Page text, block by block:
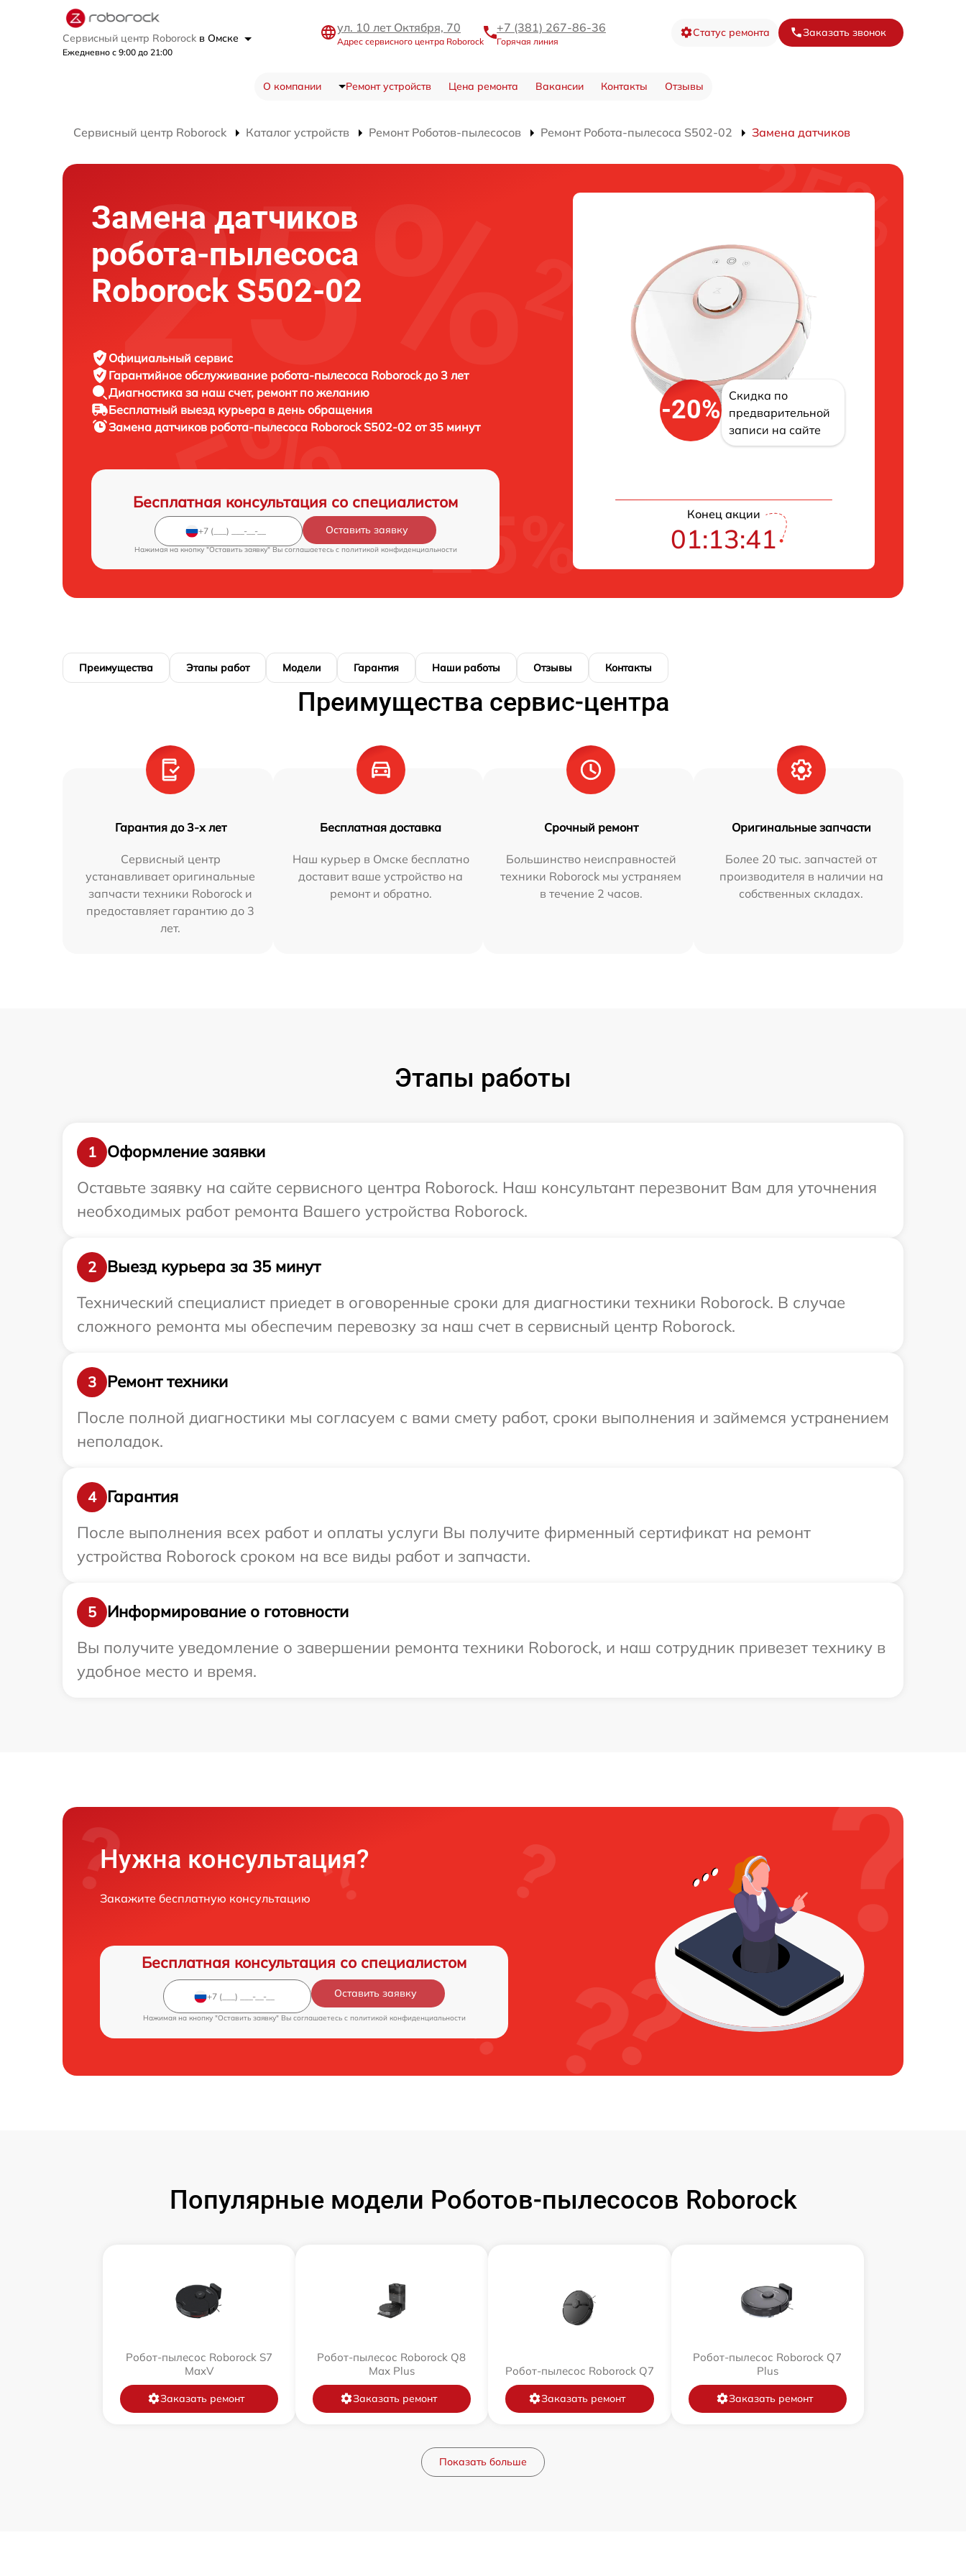
Сервисный центр Roborock в Омске
Ежедневно с 9:00 до 21:00
ул. 10 лет Октября, 70
Адрес сервисного центра Roborock
+7 (381) 267-86-36
Горячая линия
Статус ремонта Заказать звонок
О компании Ремонт устройств Цена ремонта Вакансии Контакты Отзывы
Сервисный центр Roborock Каталог устройств Ремонт Роботов-пылесосов Ремонт Робота-пылесоса S502-02 Замена датчиков
Замена датчиков
робота-пылесоса
Roborock S502-02
Официальный сервис
Гарантийное обслуживание робота-пылесоса Roborock до 3 лет
Диагностика за наш счет, ремонт по желанию
Бесплатный выезд курьера в день обращения
Замена датчиков робота-пылесоса Roborock S502-02 от 35 минут
Бесплатная консультация со специалистом
Оставить заявку
Нажимая на кнопку "Оставить заявку" Вы соглашаетесь c политикой конфиденциальности
-20%
Скидка по
предварительной
записи на сайте
Конец акции
01:13:40
Преимущества Этапы работ Модели Гарантия Наши работы Отзывы Контакты
Преимущества сервис-центра
Гарантия до 3-х лет
Сервисный центр
устанавливает оригинальные
запчасти техники Roborock и
предоставляет гарантию до 3
лет.
Бесплатная доставка
Наш курьер в Омске бесплатно
доставит ваше устройство на
ремонт и обратно.
Срочный ремонт
Большинство неисправностей
техники Roborock мы устраняем
в течение 2 часов.
Оригинальные запчасти
Более 20 тыс. запчастей от
производителя в наличии на
собственных складах.
Этапы работы
1
Оформление заявки
Оставьте заявку на сайте сервисного центра Roborock. Наш консультант перезвонит Вам для уточнения
необходимых работ ремонта Вашего устройства Roborock.
2
Выезд курьера за 35 минут
Технический специалист приедет в оговоренные сроки для диагностики техники Roborock. В случае
сложного ремонта мы обеспечим перевозку за наш счет в сервисный центр Roborock.
3
Ремонт техники
После полной диагностики мы согласуем с вами смету работ, сроки выполнения и займемся устранением
неполадок.
4
Гарантия
После выполнения всех работ и оплаты услуги Вы получите фирменный сертификат на ремонт
устройства Roborock сроком на все виды работ и запчасти.
5
Информирование о готовности
Вы получите уведомление о завершении ремонта техники Roborock, и наш сотрудник привезет технику в
удобное место и время.
Нужна консультация?
Закажите бесплатную консультацию
Бесплатная консультация со специалистом
Оставить заявку
Нажимая на кнопку "Оставить заявку" Вы соглашаетесь c политикой конфиденциальности
Популярные модели Роботов-пылесосов Roborock
Робот-пылесос Roborock S7
MaxV
Заказать ремонт
Робот-пылесос Roborock Q8
Max Plus
Заказать ремонт
Робот-пылесос Roborock Q7
Заказать ремонт
Робот-пылесос Roborock Q7
Plus
Заказать ремонт
Показать больше